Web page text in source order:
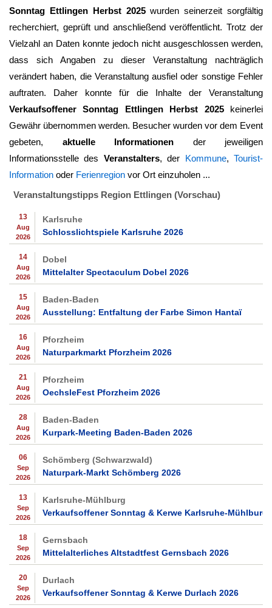
Sonntag Ettlingen Herbst 2025wurden seinerzeit sorgfältig
recherchiert, geprüft und anschließend veröffentlicht. Trotz der
Vielzahl an Daten konnte jedoch nicht ausgeschlossen werden,
dass sich Angaben zu dieser Veranstaltung nachträglich
verändert haben, die Veranstaltung ausfiel oder sonstige Fehler
auftraten. Daher konnte für die Inhalte der Veranstaltung
Verkaufsoffener Sonntag Ettlingen Herbst 2025keinerlei
Gewähr übernommen werden. Besucher wurden vor dem Event
gebeten, aktuelle Informationen der jeweiligen
Informationsstelle des Veranstalters, der Kommune,Tourist-
Information oder Ferienregion vor Ort einzuholen ...
Veranstaltungstipps Region Ettlingen (Vorschau)
13
Aug
2026
Karlsruhe
Schlosslichtspiele Karlsruhe 2026
14
Aug
2026
Dobel
Mittelalter Spectaculum Dobel 2026
15
Aug
2026
Baden-Baden
Ausstellung: Entfaltung der Farbe Simon Hantaï
16
Aug
2026
Pforzheim
Naturparkmarkt Pforzheim 2026
21
Aug
2026
Pforzheim
OechsleFest Pforzheim 2026
28
Aug
2026
Baden-Baden
Kurpark-Meeting Baden-Baden 2026
06
Sep
2026
Schömberg (Schwarzwald)
Naturpark-Markt Schömberg 2026
13
Sep
2026
Karlsruhe-Mühlburg
Verkaufsoffener Sonntag & Kerwe Karlsruhe-Mühlburg
18
Sep
2026
Gernsbach
Mittelalterliches Altstadtfest Gernsbach 2026
20
Sep
2026
Durlach
Verkaufsoffener Sonntag & Kerwe Durlach 2026